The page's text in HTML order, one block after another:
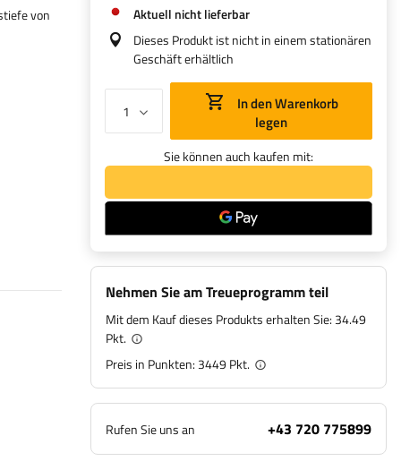
von
Aktuell nicht lieferbar
Dieses Produkt ist nicht in einem stationären
Geschäft erhältlich
legen
Sie können auch kaufen mit:
Nehmen Sie am Treueprogramm teil
Mit dem Kauf dieses Produkts erhalten Sie: 34.49
Pkt.
Preis in Punkten: 3449Pkt.
Rufen Sie uns an +43 720 775899